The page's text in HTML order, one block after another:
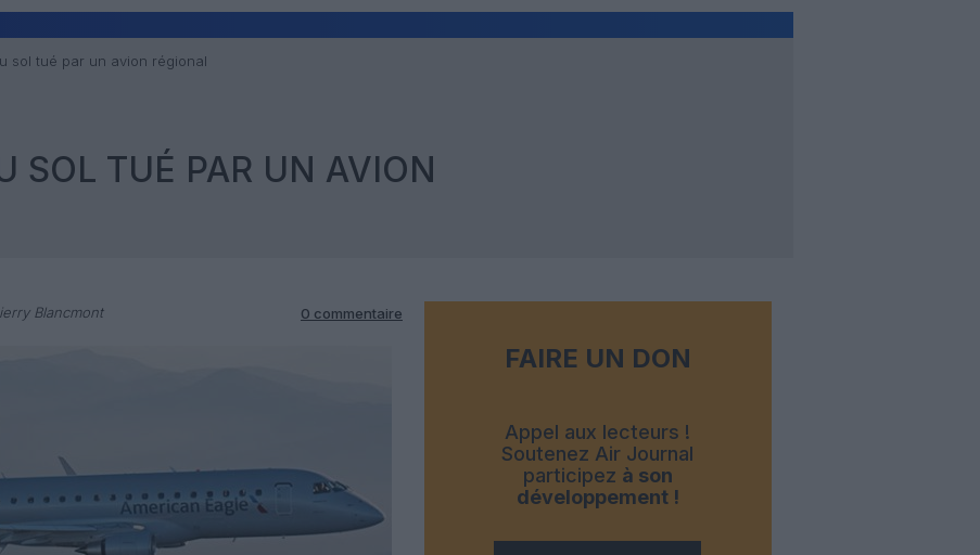
Hôtellerie
sol tué par un avion régional
SOL TUÉ PAR UN AVION
Blancmont 0 commentaire
FAIRE UN DON
Appel aux lecteurs !
Soutenez Air Journal
participez à son
développement !